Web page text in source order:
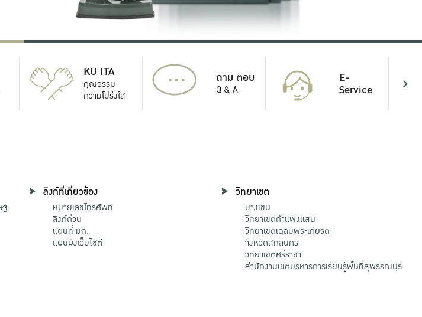
KU ITA
คุณธรรม
ความโปร่งใส
... ถาม ตอบ
Q & A
E-
Service
ฐ์
ลิงก์ที่เกี่ยวข้อง
หมายเลขโทรศัพท์
ลิงก์ด่วน
แผนที่ มก.
แผนผังเว็บไซต์
วิทยาเขต
บางเขน
วิทยาเขตกําแพงแสน
วิทยาเขตเฉลิมพระเกียรติ
จังหวัดสกลนคร
วิทยาเขตศรีราชา
สำนักงานเขตบริหารการเรียนรู้พื้นที่สุพรรณบุรี